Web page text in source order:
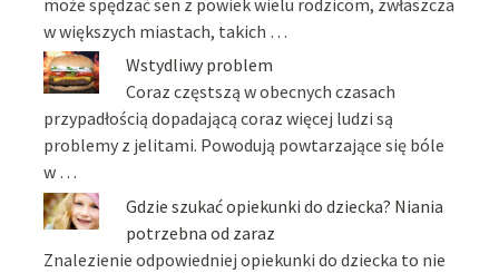
w większych miastach, takich …
Wstydliwy problem
Coraz częstszą w obecnych czasach
przypadłością dopadającą coraz więcej ludzi są
problemy z jelitami. Powodują powtarzające się bóle
w …
Gdzie szukać opiekunki do dziecka? Niania
potrzebna od zaraz
Znalezienie odpowiedniej opiekunki do dziecka to nie